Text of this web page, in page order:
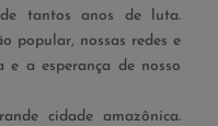
tantos anos de luta.
popular, nossas redes e
e a esperança de nosso
cidade amazônica.